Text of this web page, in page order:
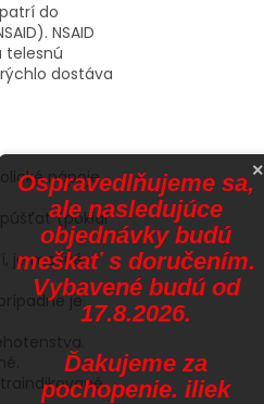
do
NSAID
telesnú
dostáva
nápoje.
(pokiaľ
je možné
je
×
Ospravedlňujeme sa,
ale nasledujúce
objednávky budú
meškať s doručením.
Vybavené budú od
17.8.2026.
Ďakujeme za
pochopenie. iliek